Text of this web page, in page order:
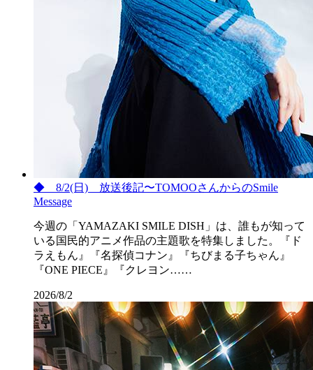
◆ 8/2(日) 放送後記〜TOMOOさんからのSmile
Message
今週の「YAMAZAKI SMILE DISH」は、誰もが知って
いる国民的アニメ作品の主題歌を特集しました。『ド
ラえもん』『名探偵コナン』『ちびまる子ちゃん』
『ONE PIECE』『クレヨン……
2026/8/2